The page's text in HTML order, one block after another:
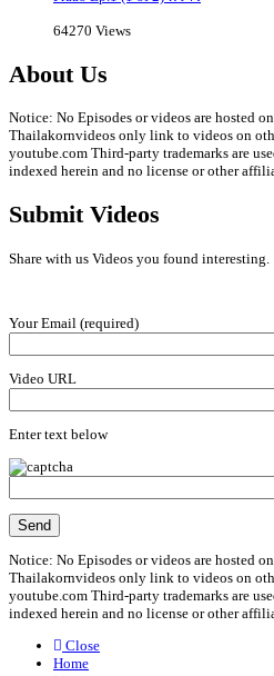
64270 Views
About Us
Notice: No Episodes or videos are hosted
Thailakornvideos only link to videos on
youtube.com Third-party trademarks are
indexed herein and no license or other
Submit Videos
Share with us Videos you found interesting.
Your Email (required)
Video URL
Enter text below
Notice: No Episodes or videos are hosted
Thailakornvideos only link to videos on
youtube.com Third-party trademarks are
indexed herein and no license or other
Close
Home